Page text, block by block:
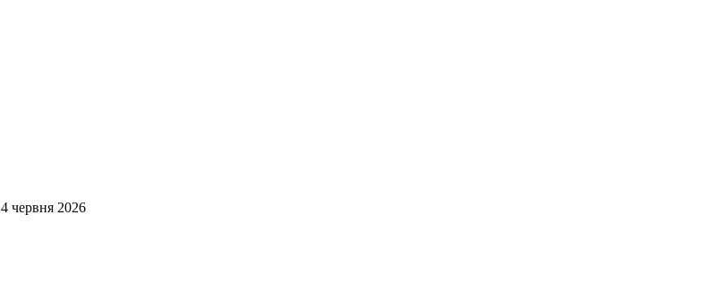
4 червня 2026